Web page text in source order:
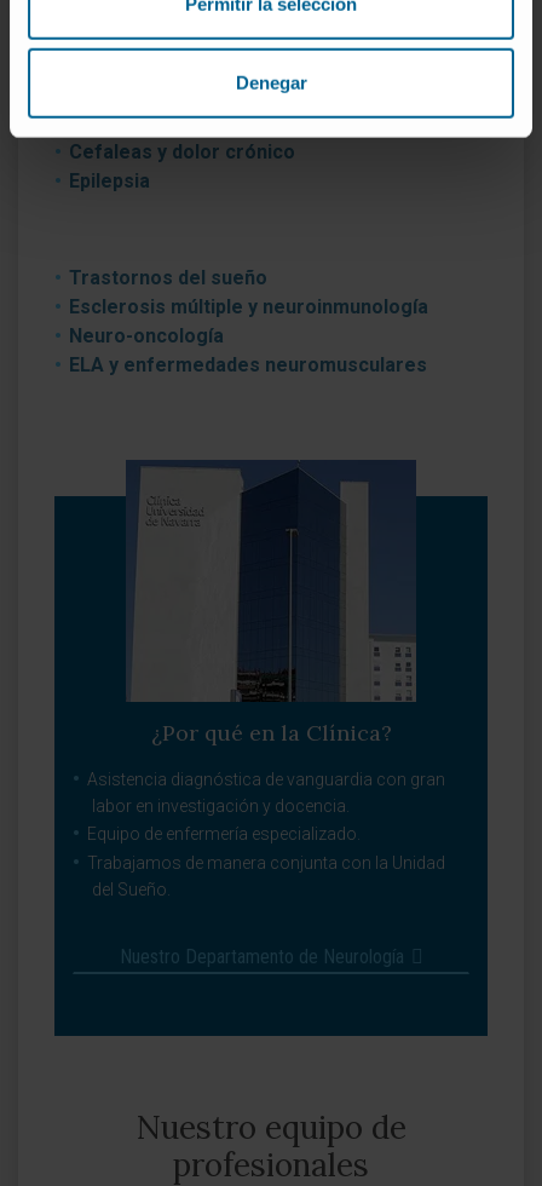
Denegar
Cognición y conducta
Enfermedades cerebrovasculares
Cefaleas y dolor crónico
Epilepsia
Trastornos del sueño
Esclerosis múltiple y neuroinmunología
Neuro-oncología
ELA y enfermedades neuromusculares
¿Por qué en la Clínica?
Asistencia diagnóstica de vanguardia con gran
labor en investigación y docencia.
Equipo de enfermería especializado.
Trabajamos de manera conjunta con la Unidad
del Sueño.
Nuestro Departamento de Neurología
Nuestro equipo de
profesionales